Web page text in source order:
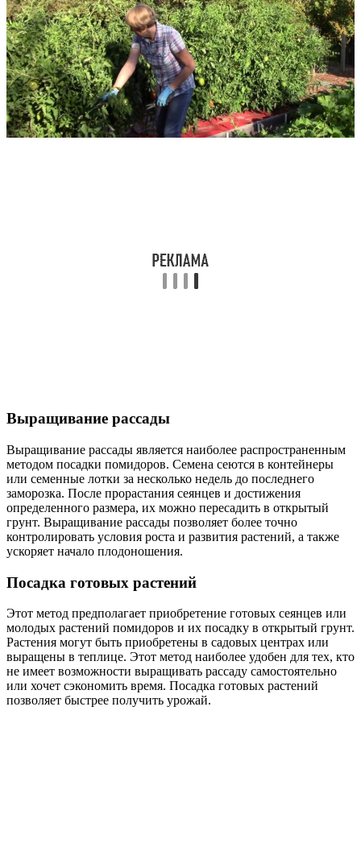
Выращивание рассады
Выращивание рассады является наиболее распространенным
методом посадки помидоров. Семена сеются в контейнеры
или семенные лотки за несколько недель до последнего
заморозка. После прорастания сеянцев и достижения
определенного размера, их можно пересадить в открытый
грунт. Выращивание рассады позволяет более точно
контролировать условия роста и развития растений, а также
ускоряет начало плодоношения.
Посадка готовых растений
Этот метод предполагает приобретение готовых сеянцев или
молодых растений помидоров и их посадку в открытый грунт.
Растения могут быть приобретены в садовых центрах или
выращены в теплице. Этот метод наиболее удобен для тех, кто
не имеет возможности выращивать рассаду самостоятельно
или хочет сэкономить время. Посадка готовых растений
позволяет быстрее получить урожай.